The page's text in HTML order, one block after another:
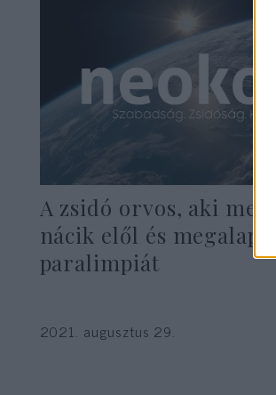
A zsidó orvos, aki
nácik elől és
paralimpiát
2021. augusztus 29.